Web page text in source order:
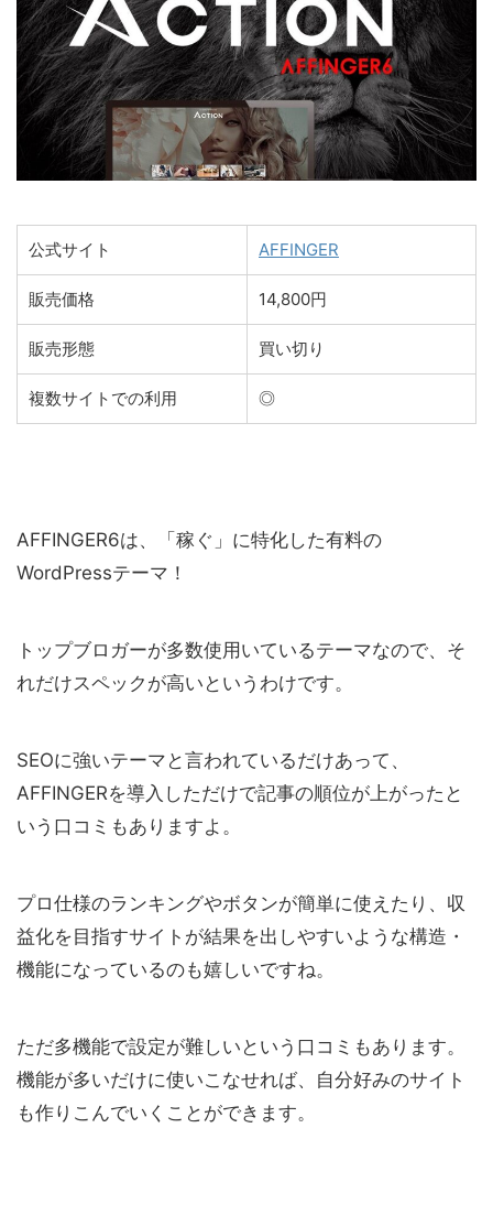
公式サイト AFFINGER
販売価格 14,800円
販売形態 買い切り
複数サイトでの利用 ◎
AFFINGER6は、「稼ぐ」に特化した有料の
WordPressテーマ！
トップブロガーが多数使用いているテーマなので、そ
れだけスペックが高いというわけです。
SEOに強いテーマと言われているだけあって、
AFFINGERを導入しただけで記事の順位が上がったと
いう口コミもありますよ。
プロ仕様のランキングやボタンが簡単に使えたり、収
益化を目指すサイトが結果を出しやすいような構造・
機能になっているのも嬉しいですね。
ただ多機能で設定が難しいという口コミもあります。
機能が多いだけに使いこなせれば、自分好みのサイト
も作りこんでいくことができます。